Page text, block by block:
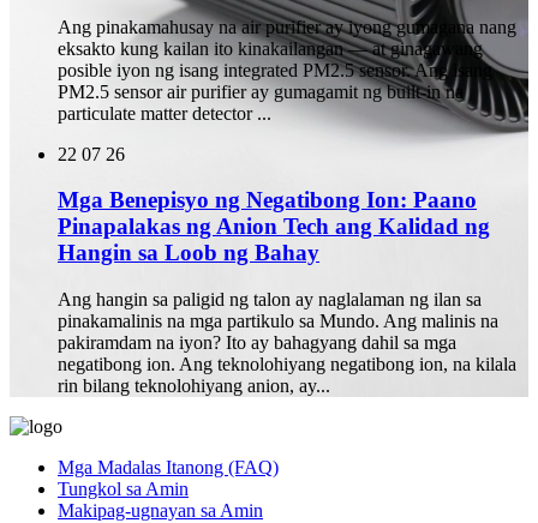
Ang pinakamahusay na air purifier ay iyong gumagana nang
eksakto kung kailan ito kinakailangan — at ginagawang
posible iyon ng isang integrated PM2.5 sensor. Ang isang
PM2.5 sensor air purifier ay gumagamit ng built-in na
particulate matter detector ...
22 07 26
Mga Benepisyo ng Negatibong Ion: Paano
Pinapalakas ng Anion Tech ang Kalidad ng
Hangin sa Loob ng Bahay
Ang hangin sa paligid ng talon ay naglalaman ng ilan sa
pinakamalinis na mga partikulo sa Mundo. Ang malinis na
pakiramdam na iyon? Ito ay bahagyang dahil sa mga
negatibong ion. Ang teknolohiyang negatibong ion, na kilala
rin bilang teknolohiyang anion, ay...
Mga Madalas Itanong (FAQ)
Tungkol sa Amin
Makipag-ugnayan sa Amin